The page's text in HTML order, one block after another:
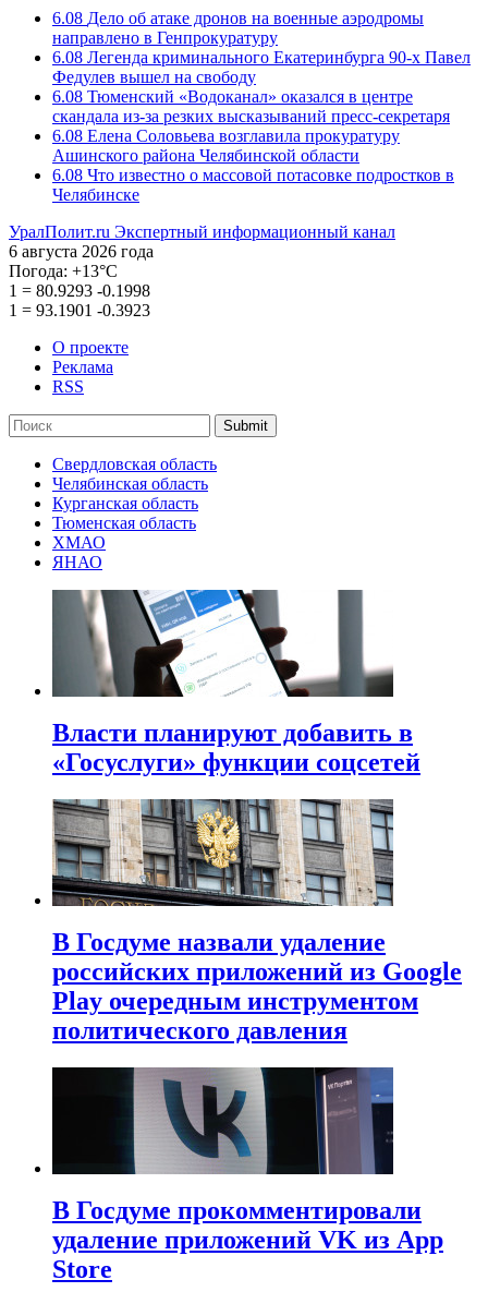
6.08 Дело об атаке дронов на военные аэродромы
направлено в Генпрокуратуру
6.08 Легенда криминального Екатеринбурга 90-х Павел
Федулев вышел на свободу
6.08 Тюменский «Водоканал» оказался в центре
скандала из-за резких высказываний пресс-секретаря
6.08 Елена Соловьева возглавила прокуратуру
Ашинского района Челябинской области
6.08 Что известно о массовой потасовке подростков в
Челябинске
УралПолит.ru Экспертный информационный канал
6 августа 2026 года
Погода: +13°С
1 = 80.9293 -0.1998
1 = 93.1901 -0.3923
О проекте
Реклама
RSS
Submit
Свердловская область
Челябинская область
Курганская область
Тюменская область
ХМАО
ЯНАО
Власти планируют добавить в
«Госуслуги» функции соцсетей
В Госдуме назвали удаление
российских приложений из Google
Play очередным инструментом
политического давления
В Госдуме прокомментировали
удаление приложений VK из App
Store